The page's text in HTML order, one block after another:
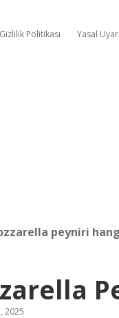
Gizlilik Politikası Yasal Uyarı
peyniri
2025